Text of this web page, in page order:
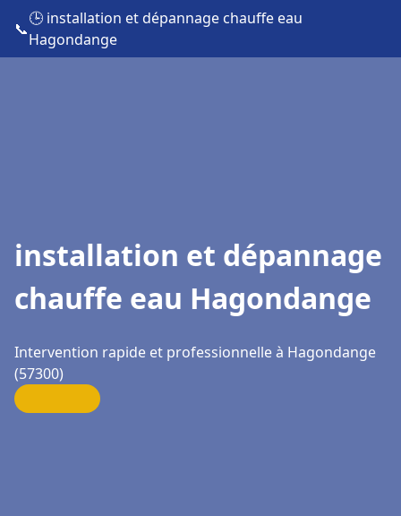
📞
🕒 installation et dépannage chauffe eau
Hagondange
installation et dépannage
chauffe eau Hagondange
Intervention rapide et professionnelle à Hagondange
(57300)